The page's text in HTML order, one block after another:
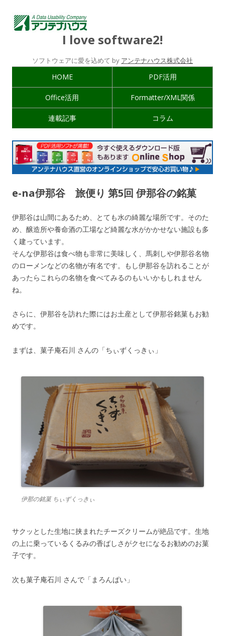
I love software2!
ソフトウェアに愛を込めて by アンテナハウス株式会社
HOME PDF活用
Office活用 Formatter/XML関係
連載記事 コラム
e-na伊那谷 旅便り 第5回 伊那谷の銘菓
伊那谷は山間にあるため、とても水の綺麗な場所です。そのた
め、醸造所や養命酒の工場など綺麗な水がかかせない施設も多
く建っています。
そんな伊那谷は食べ物も非常に美味しく、馬刺しや伊那谷名物
のローメンなどの名物が有名です。もし伊那谷を訪れることが
あったらこれらの名物を食べてみるのもいいかもしれません
ね。
さらに、伊那谷を訪れた際にはお土産として伊那谷銘菓もお勧
めです。
まずは、菓子庵石川 さんの「ちぃずくっきぃ」
伊那の銘菓 ちぃずくっきぃ
サクッとした生地に挟まれたチーズクリームが絶品です。生地
の上に乗っているくるみの香ばしさがクセになるお勧めのお菓
子です。
次も菓子庵石川 さんで「まろんぱい」